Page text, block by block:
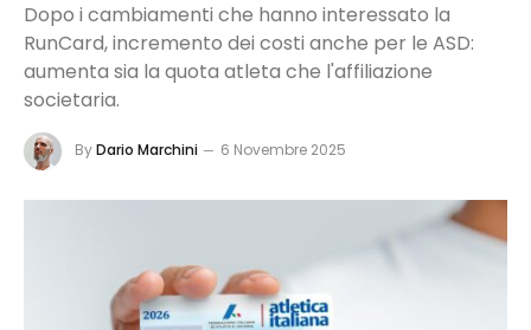
Dopo i cambiamenti che hanno interessato la
RunCard, incremento dei costi anche per le ASD:
aumenta sia la quota atleta che l'affiliazione
societaria.
ByDario Marchini 6 Novembre 2025